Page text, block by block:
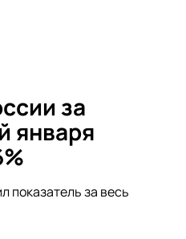
за
января
показатель за весь